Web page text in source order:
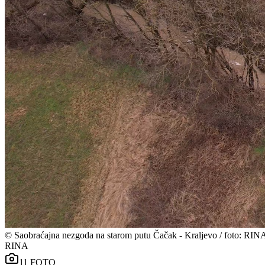
© Saobraćajna nezgoda na starom putu Čačak - Kraljevo / foto:
RINA
11 FOTO